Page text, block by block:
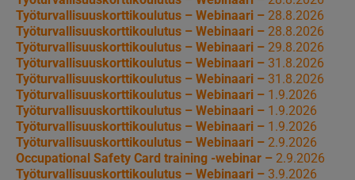
Työturvallisuuskorttikoulutus – Webinaari – 28.8.2026
Työturvallisuuskorttikoulutus – Webinaari – 28.8.2026
Työturvallisuuskorttikoulutus – Webinaari – 29.8.2026
Työturvallisuuskorttikoulutus – Webinaari – 31.8.2026
Työturvallisuuskorttikoulutus – Webinaari – 31.8.2026
Työturvallisuuskorttikoulutus – Webinaari – 1.9.2026
Työturvallisuuskorttikoulutus – Webinaari – 1.9.2026
Työturvallisuuskorttikoulutus – Webinaari – 1.9.2026
Työturvallisuuskorttikoulutus – Webinaari – 2.9.2026
Occupational Safety Card training -webinar – 2.9.2026
Työturvallisuuskorttikoulutus – Webinaari – 3.9.2026